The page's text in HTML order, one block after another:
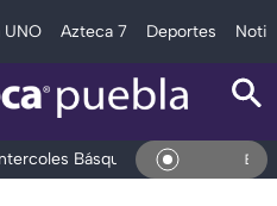
UNO Azteca 7 Deportes
Básquetbol DeportesEn Vivo